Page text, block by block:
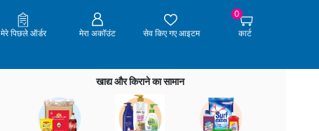
मेरे पिछले ऑर्डर मेरा अकॉउंट सेव किए गए आइटम
0
कार्ट
खाद्य और किराने का सामान